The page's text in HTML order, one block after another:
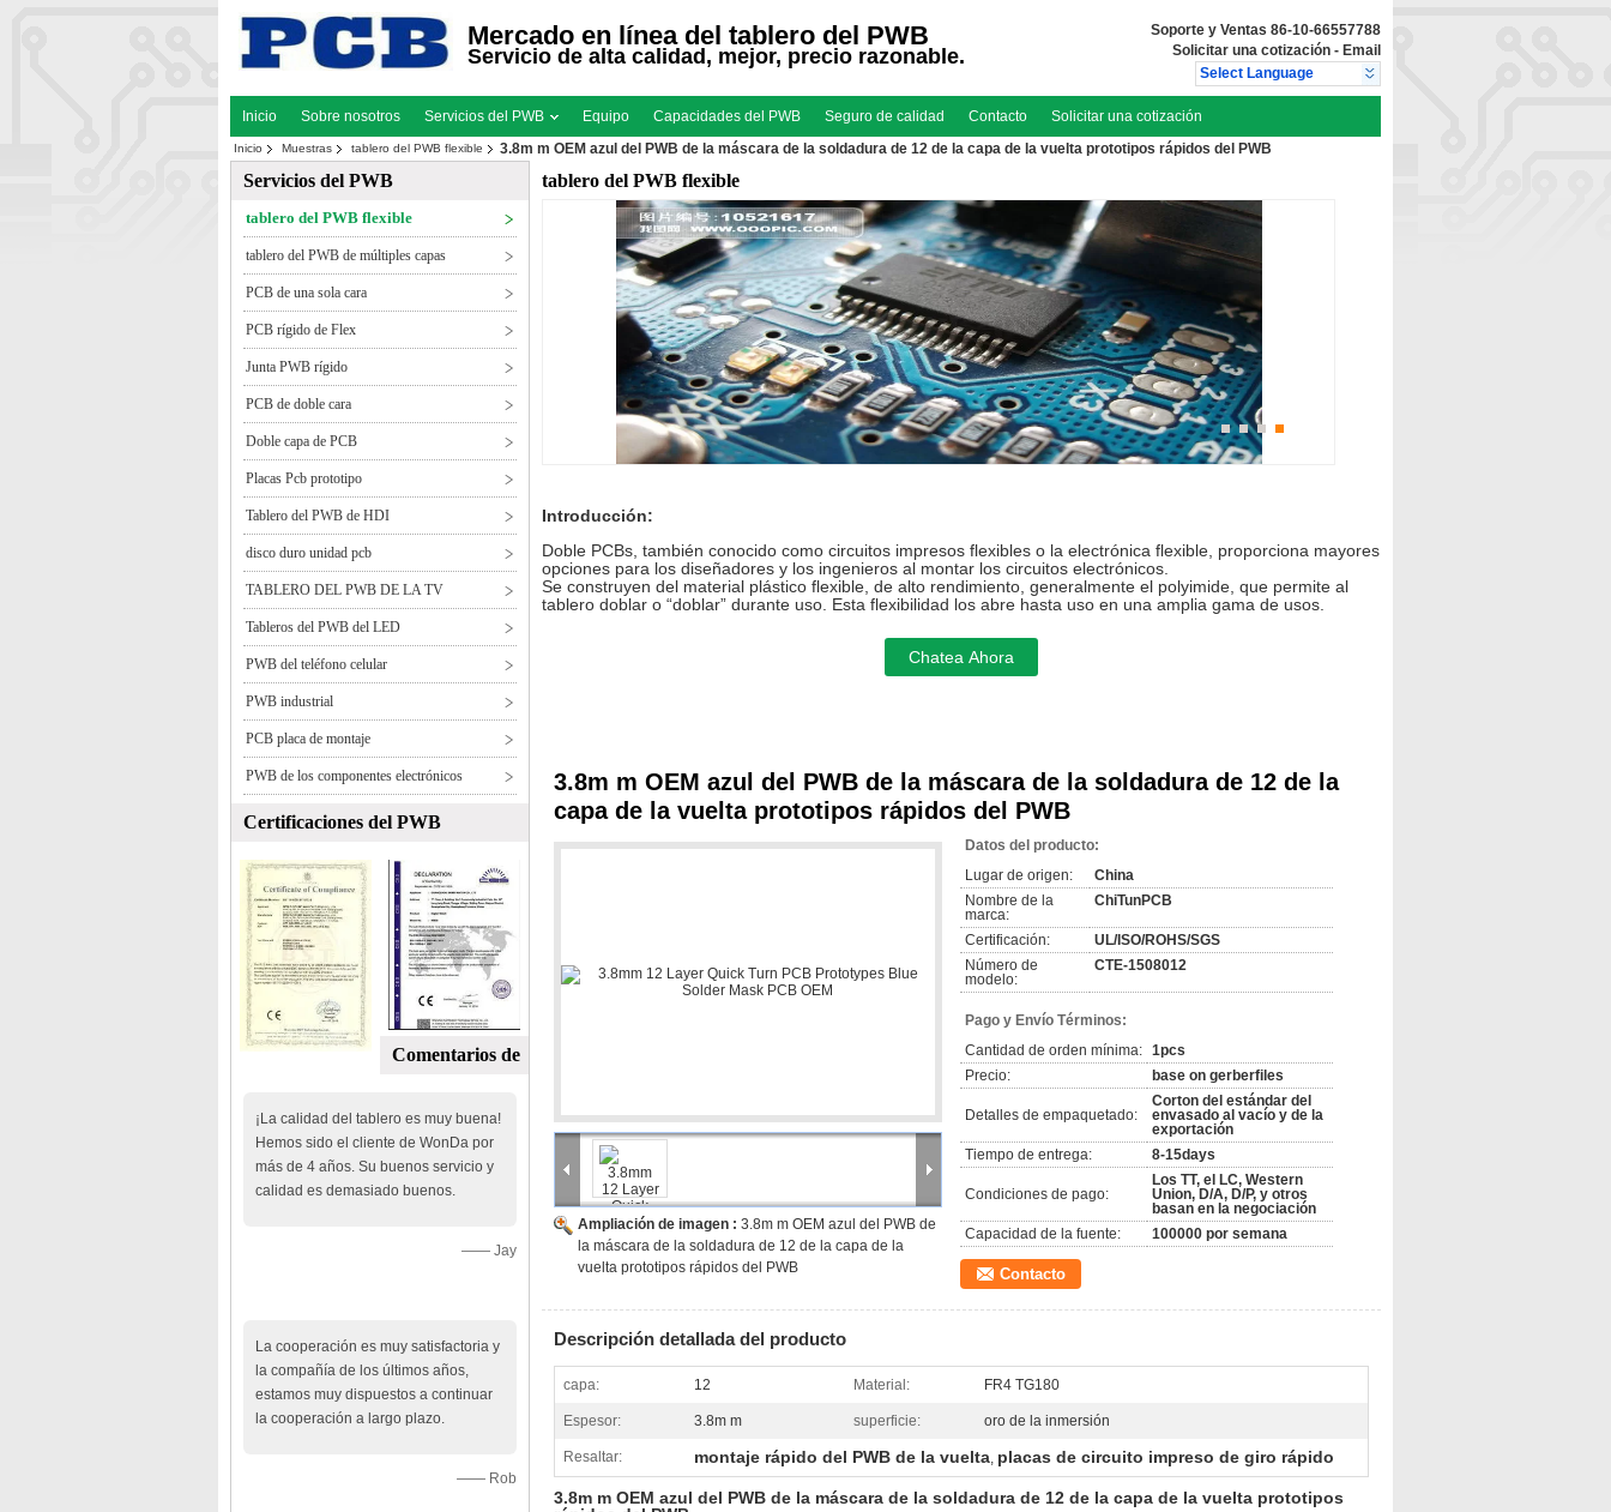
Mercado en línea del tablero del PWB
Servicio de alta calidad, mejor, precio razonable.
Soporte y Ventas 86-10-66557788
Solicitar una cotización - Email
Select Language
Inicio Sobre nosotros Servicios del PWB Equipo Capacidades del PWB Seguro de calidad Contacto Solicitar una cotización
Inicio Muestras tablero del PWB flexible 3.8m m OEM azul del PWB de la máscara de la soldadura de 12 de la capa de la vuelta prototipos rápidos del PWB
Servicios del PWB
tablero del PWB flexible
tablero del PWB de múltiples capas
PCB de una sola cara
PCB rígido de Flex
Junta PWB rígido
PCB de doble cara
Doble capa de PCB
Placas Pcb prototipo
Tablero del PWB de HDI
disco duro unidad pcb
TABLERO DEL PWB DE LA TV
Tableros del PWB del LED
PWB del teléfono celular
PWB industrial
PCB placa de montaje
PWB de los componentes electrónicos
Certificaciones del PWB
Comentarios de
¡La calidad del tablero es muy buena!
Hemos sido el cliente de WonDa por
más de 4 años. Su buenos servicio y
calidad es demasiado buenos.
—— Jay
La cooperación es muy satisfactoria y
la compañía de los últimos años,
estamos muy dispuestos a continuar
la cooperación a largo plazo.
—— Rob
tablero del PWB flexible
Introducción:
Doble PCBs, también conocido como circuitos impresos flexibles o la electrónica flexible, proporciona mayores
opciones para los diseñadores y los ingenieros al montar los circuitos electrónicos.
Se construyen del material plástico flexible, de alto rendimiento, generalmente el polyimide, que permite al
tablero doblar o “doblar” durante uso. Esta flexibilidad los abre hasta uso en una amplia gama de usos.
3.8m m OEM azul del PWB de la máscara de la soldadura de 12 de la
capa de la vuelta prototipos rápidos del PWB
Ampliación de imagen : 3.8m m OEM azul del PWB de
la máscara de la soldadura de 12 de la capa de la
vuelta prototipos rápidos del PWB
Datos del producto:
Lugar de origen:
China
Nombre de la
marca:
ChiTunPCB
Certificación:
UL/ISO/ROHS/SGS
Número de
modelo:
CTE-1508012
Pago y Envío Términos:
Cantidad de orden mínima: 1pcs
Precio:
base on gerberfiles
Detalles de empaquetado:
Corton del estándar del
envasado al vacío y de la
exportación
Tiempo de entrega:
8-15days
Condiciones de pago:
Los TT, el LC, Western
Union, D/A, D/P, y otros
basan en la negociación
Capacidad de la fuente:
100000 por semana
Contacto
Descripción detallada del producto
capa: 12 Material: FR4 TG180
Espesor: 3.8m m superficie: oro de la inmersión
Resaltar: montaje rápido del PWB de la vuelta, placas de circuito impreso de giro rápido
3.8m m OEM azul del PWB de la máscara de la soldadura de 12 de la capa de la vuelta prototipos